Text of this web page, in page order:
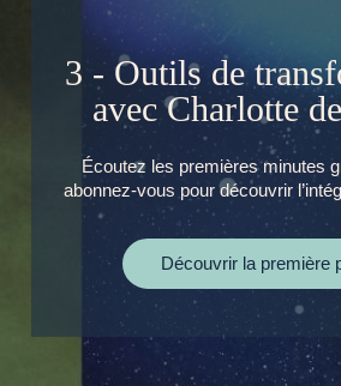
3 - Outils de transformation,
avec Charlotte
Écoutez les premières minutes
abonnez-vous pour découvrir
Découvrir la première